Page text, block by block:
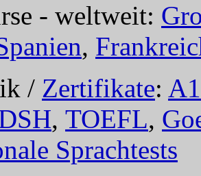
- weltweit:
,
/ Zertifikate: A1
, TOEFL,
Sprachtests